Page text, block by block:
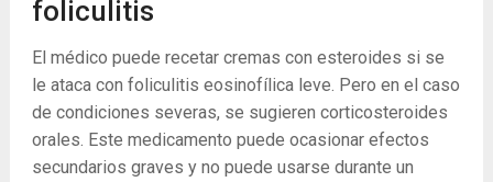
foliculitis
El médico puede recetar cremas con esteroides si se
le ataca con foliculitis eosinofílica leve. Pero en el caso
de condiciones severas, se sugieren corticosteroides
orales. Este medicamento puede ocasionar efectos
secundarios graves y no puede usarse durante un